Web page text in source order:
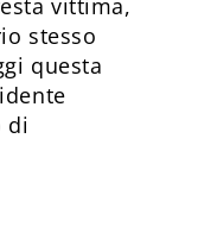
stesso
questa
di